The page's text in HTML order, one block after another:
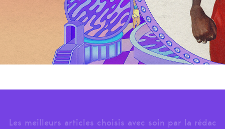
Les meilleurs articles choisis avec soin par la rédac